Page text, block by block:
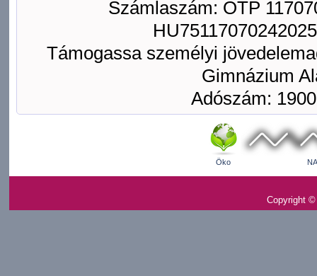
Számlaszám: OTP
Támogassa személyi
Gimnázium
Adószám:
Öko
Copyright